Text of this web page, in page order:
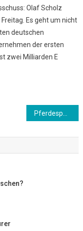
Olaf Scholz
Es geht um nicht
deutschen
der ersten
zwei Milliarden E